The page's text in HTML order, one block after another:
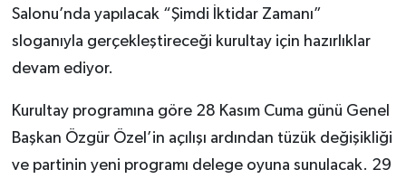
Salonu’nda yapılacak “Şimdi İktidar Zamanı”
sloganıyla gerçekleştireceği kurultay için hazırlıklar
devam ediyor.
Kurultay programına göre 28 Kasım Cuma günü Genel
Başkan Özgür Özel’in açılışı ardından tüzük değişikliği
ve partinin yeni programı delege oyuna sunulacak. 29